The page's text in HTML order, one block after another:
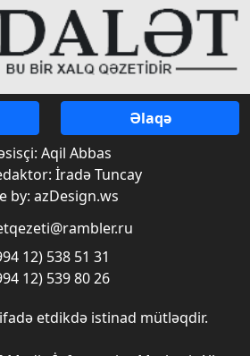
Əlaqə
Aqil Abbas
İradə Tuncay
by: azDesign.ws
12) 538 51 31
12) 539 80 26
etdikdə istinad mütləqdir.